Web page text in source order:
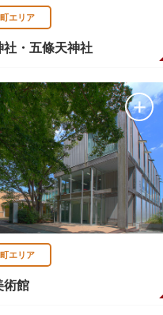
町エリア
社・五條天神社
町エリア
術館